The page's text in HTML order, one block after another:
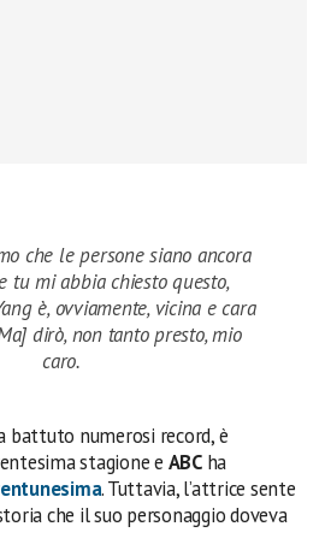
che le persone siano ancora
tu mi abbia chiesto questo,
è, ovviamente, vicina e cara
dirò, non tanto presto, mio
caro.
battuto numerosi record, è
stagione e ABCha
. Tuttavia, l’attrice sente
che il suo personaggio doveva